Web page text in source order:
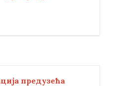
предузећа